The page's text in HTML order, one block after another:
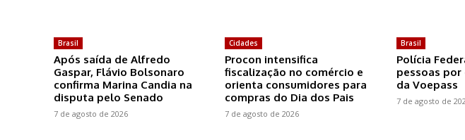
Brasil
Após saída de Alfredo
Gaspar, Flávio Bolsonaro
confirma Marina Candia na
disputa pelo Senado
7 de agosto de 2026
Cidades
Procon intensifica
fiscalização no comércio e
orienta consumidores para
compras do Dia dos Pais
7 de agosto de 2026
Brasil
Polícia
pessoas por
da Voepass
7 de agosto de